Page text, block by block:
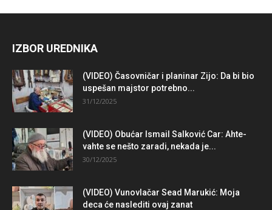
IZBOR UREDNIKA
(VIDEO) Časovničar i planinar Zijo: Da bi bio
uspešan majstor potrebno...
31/12/2025
(VIDEO) Obućar Ismail Salković Car: Ahte-
vahte se nešto zaradi, nekada je...
30/12/2025
(VIDEO) Vunovlačar Sead Marukić: Moja
deca će naslediti ovaj zanat